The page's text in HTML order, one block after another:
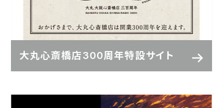
大丸心斎橋店300周年特設サイト